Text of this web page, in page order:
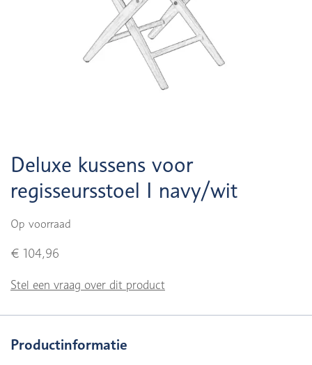
Deluxe kussens voor
regisseursstoel I navy/wit
Op voorraad
€ 104,96
Stel een vraag over dit product
Productinformatie